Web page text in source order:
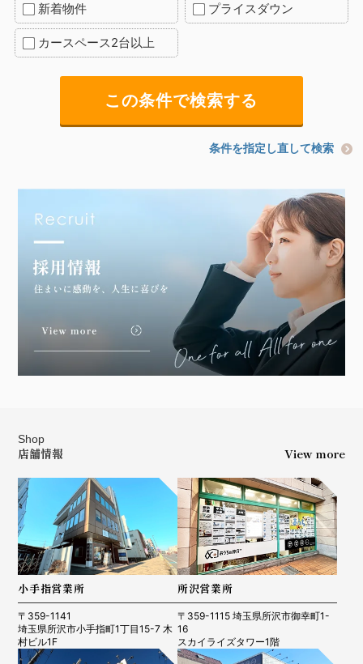
新着物件 プライスダウン
カースペース2台以上
条件を指定し直して検索
Shop
店舗情報 View more
小手指営業所
〒359-1141
埼玉県所沢市小手指町1丁目15-7 木
村ビル1F
所沢営業所
〒359-1115 埼玉県所沢市御幸町1-
16
スカイライズタワー1階